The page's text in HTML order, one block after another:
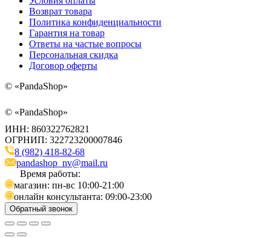
Возврат товара
Политика конфиденциальности
Гарантия на товар
Ответы на частые вопросы
Персональная скидка
Договор оферты
© «PandaShop»
© «PandaShop»
ИНН: 860322762821
ОГРНИП: 322723200007846
8 (982) 418-82-68
pandashop_nv@mail.ru
Время работы:
магазин: пн-вс 10:00-21:00
онлайн консультанта: 09:00-23:00
Обратный звонок